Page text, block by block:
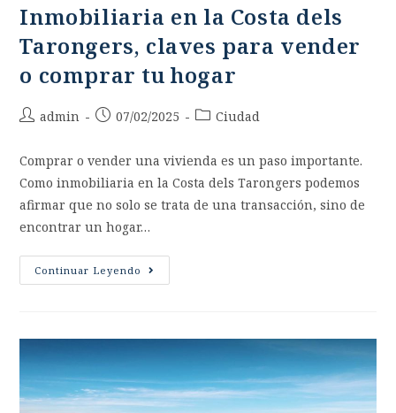
Inmobiliaria en la Costa dels
Tarongers, claves para vender
o comprar tu hogar
admin 07/02/2025 Ciudad
Comprar o vender una vivienda es un paso importante.
Como inmobiliaria en la Costa dels Tarongers podemos
afirmar que no solo se trata de una transacción, sino de
encontrar un hogar…
Continuar Leyendo